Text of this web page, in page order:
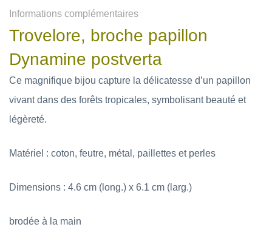
Informations complémentaires
Trovelore, broche papillon
Dynamine postverta
Ce magnifique bijou capture la délicatesse d’un papillon
vivant dans des forêts tropicales, symbolisant beauté et
légèreté.
Matériel : coton, feutre, métal, paillettes et perles
Dimensions : 4.6 cm (long.) x 6.1 cm (larg.)
brodée à la main